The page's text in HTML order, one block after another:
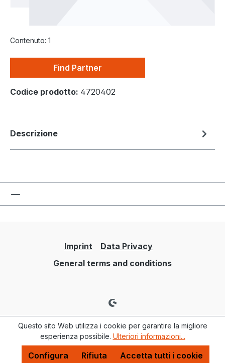
Contenuto: 1
Find Partner
Codice prodotto: 4720402
Descrizione
Imprint
Data Privacy
General terms and conditions
Questo sito Web utilizza i cookie per garantire la migliore
esperienza possibile. Ulteriori informazioni...
Rifiuta
Configura Accetta tutti i cookie